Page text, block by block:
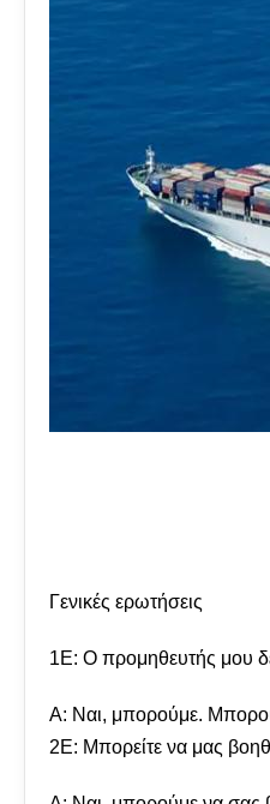
Γενικές ερωτήσεις
1Ε: Ο προμηθευτής μου
Α: Ναι, μπορούμε.
2Ε: Μπορείτε να μας